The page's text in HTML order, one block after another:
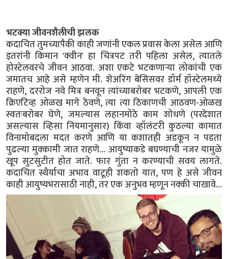
भटक्या जीवनशैलीची झलक
कदाचित तुमच्यापैकी काही जणांनी एकल प्रवास केला असेल आणि
इतरांनी किमान 'क्वीन' हा चित्रपट तरी पहिला असेल, त्यातले
होस्टेलवरचे जीवन आठवा. अशा एकटे भटकणाऱ्या लोकांची एक
जमातच आहे असे म्हणेन मी. शेअरिंग बेसिसवर डॉर्म हॉस्टेलमध्ये
राहणे, दररोज नवे मित्र बनवून त्यांच्याबरोबर भटकणे, आपली एक
क्रिएटिव्ह ओळख मागे ठेवणे, त्या त्या ठिकाणची आठवण-ओळख
स्वतःबरोबर घेणे, जमल्यास लहानमोठे काम शोधणे (परदेशात
असल्यास व्हिसा नियमानुसार) किंवा व्हॉलंटरी कुठल्या कामात
विनामोबदला मदत करणे आणि या कशातही अडकून न पडता
पुढल्या मुक्कामी जात राहणे... आयुष्याकडे बघण्याची नजर यामुळे
खूप सुटसुटीत होत जाते. फार गुंता न करण्याची सवय लागते.
कदाचित स्थैर्याचा अभाव वाटूही शकतो यात, पण हे असे जीवन
काही आयुष्यभरासाठी नाही, तर एक अनुभव म्हणून नक्की चाखावे...